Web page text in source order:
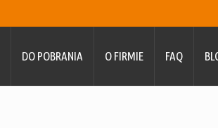
DO POBRANIA O FIRMIE FAQ